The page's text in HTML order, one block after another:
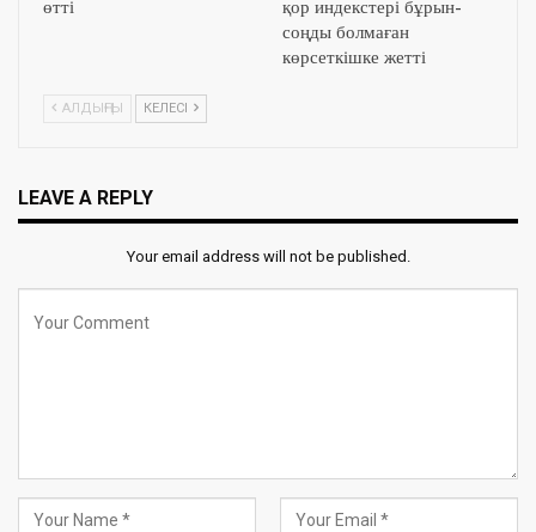
өтті
қор индекстері бұрын-
соңды болмаған
көрсеткішке жетті
АЛДЫҢҒЫ КЕЛЕСІ
LEAVE A REPLY
Your email address will not be published.